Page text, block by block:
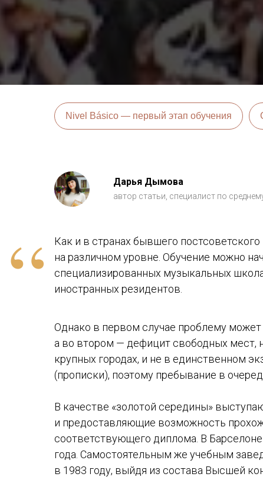
Nivel Básico — первый этап обучения
Дарья Дымова
автор статьи, специалист по
“
Как и в странах бывшего
на различном уровне. Обучение можно
специализированных музыкальных
иностранных резидентов.
Однако в первом случае проблему может
а во втором — дефицит свободных мест,
крупных городах, и не в единственном
(прописки), поэтому пребывание в
В качестве «золотой середины»
и предоставляющие возможность
соответствующего диплома. В
года. Самостоятельным же учебным
в 1983 году, выйдя из состава Высшей